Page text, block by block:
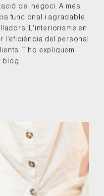
del negoci. A més
funcional i agradable
L'interiorisme en
l'eficiència del personal
T'ho expliquem